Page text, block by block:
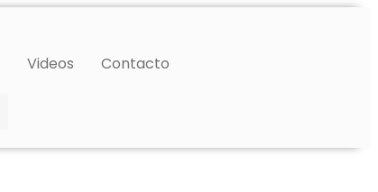
Videos Contacto